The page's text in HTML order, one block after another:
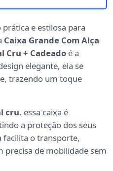
prática e estilosa para
Caixa Grande Com Alça
Cru + Cadeado é a
elegante, ela se
trazendo um toque
cru, essa caixa é
a proteção dos seus
facilita o transporte,
precisa de mobilidade sem